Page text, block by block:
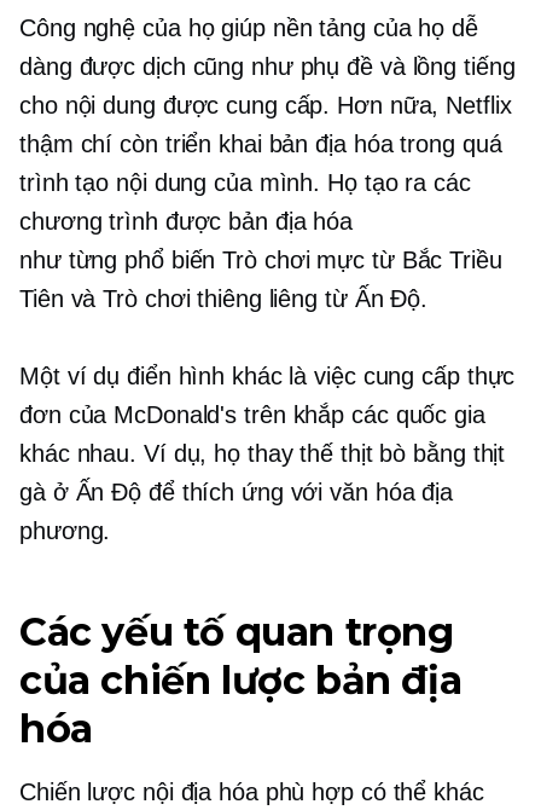
Công nghệ của họ giúp nền tảng của họ dễ
dàng được dịch cũng như phụ đề và lồng tiếng
cho nội dung được cung cấp. Hơn nữa, Netflix
thậm chí còn triển khai bản địa hóa trong quá
trình tạo nội dung của mình. Họ tạo ra các
chương trình được bản địa hóa
như từng phổ biến Trò chơi mực từ Bắc Triều
Tiên và Trò chơi thiêng liêng từ Ấn Độ.
Một ví dụ điển hình khác là việc cung cấp thực
đơn của McDonald's trên khắp các quốc gia
khác nhau. Ví dụ, họ thay thế thịt bò bằng thịt
gà ở Ấn Độ để thích ứng với văn hóa địa
phương.
Các yếu tố quan trọng
của chiến lược bản địa
hóa
Chiến lược nội địa hóa phù hợp có thể khác